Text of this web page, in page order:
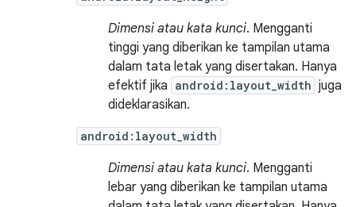
Dimensi atau kata kunci. Mengganti
tinggi yang diberikan ke tampilan utama
dalam tata letak yang disertakan. Hanya
efektif jika android:layout_width juga
dideklarasikan.
android:layout_width
Dimensi atau kata kunci. Mengganti
lebar yang diberikan ke tampilan utama